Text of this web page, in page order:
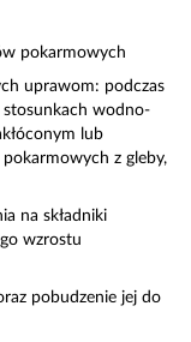
pokarmowych
uprawom: podczas
stosunkach wodno-
lub
z gleby,
na składniki
wzrostu
pobudzenie jej do